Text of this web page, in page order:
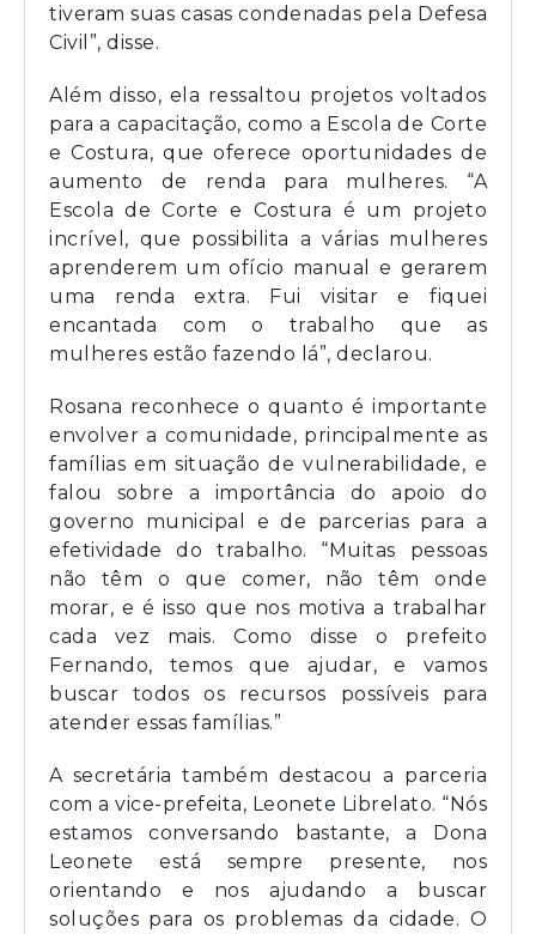
tiveram suas casas condenadas pela Defesa
Civil”, disse.
Além disso, ela ressaltou projetos voltados
para a capacitação, como a Escola de Corte
e Costura, que oferece oportunidades de
aumento de renda para mulheres. “A
Escola de Corte e Costura é um projeto
incrível, que possibilita a várias mulheres
aprenderem um ofício manual e gerarem
uma renda extra. Fui visitar e fiquei
encantada com o trabalho que as
mulheres estão fazendo lá”, declarou.
Rosana reconhece o quanto é importante
envolver a comunidade, principalmente as
famílias em situação de vulnerabilidade, e
falou sobre a importância do apoio do
governo municipal e de parcerias para a
efetividade do trabalho. “Muitas pessoas
não têm o que comer, não têm onde
morar, e é isso que nos motiva a trabalhar
cada vez mais. Como disse o prefeito
Fernando, temos que ajudar, e vamos
buscar todos os recursos possíveis para
atender essas famílias.”
A secretária também destacou a parceria
com a vice-prefeita, Leonete Librelato. “Nós
estamos conversando bastante, a Dona
Leonete está sempre presente, nos
orientando e nos ajudando a buscar
soluções para os problemas da cidade. O